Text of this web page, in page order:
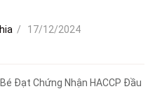
/ 17/12/2024
Đạt Chứng Nhận HACCP Đầu